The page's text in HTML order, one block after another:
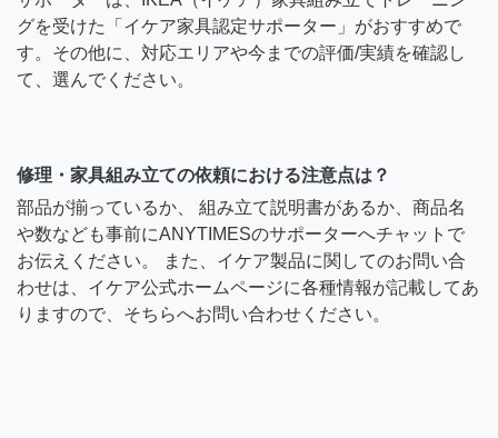
グを受けた「イケア家具認定サポーター」がおすすめで
す。その他に、対応エリアや今までの評価/実績を確認し
て、選んでください。
修理・家具組み立ての依頼における注意点は？
部品が揃っているか、 組み立て説明書があるか、商品名
や数なども事前にANYTIMESのサポーターへチャットで
お伝えください。 また、イケア製品に関してのお問い合
わせは、イケア公式ホームページに各種情報が記載してあ
りますので、そちらへお問い合わせください。